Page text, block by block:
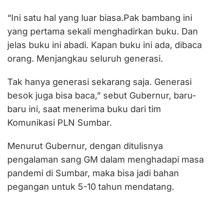
“Ini satu hal yang luar biasa.Pak bambang ini
yang pertama sekali menghadirkan buku. Dan
jelas buku ini abadi. Kapan buku ini ada, dibaca
orang. Menjangkau seluruh generasi.
Tak hanya generasi sekarang saja. Generasi
besok juga bisa baca,” sebut Gubernur, baru-
baru ini, saat menerima buku dari tim
Komunikasi PLN Sumbar.
Menurut Gubernur, dengan ditulisnya
pengalaman sang GM dalam menghadapi masa
pandemi di Sumbar, maka bisa jadi bahan
pegangan untuk 5-10 tahun mendatang.